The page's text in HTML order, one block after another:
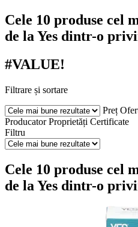
Cele 10 produse cel
de la Yes dintr-o
#VALUE!
Filtrare și sortare
Preț
Producator Proprietăți Certificate
Filtru
Cele 10 produse cel
de la Yes dintr-o